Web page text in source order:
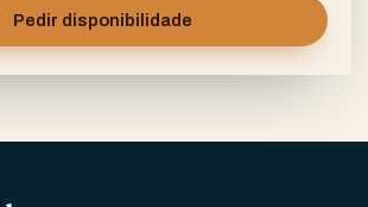
Pedir disponibilidade